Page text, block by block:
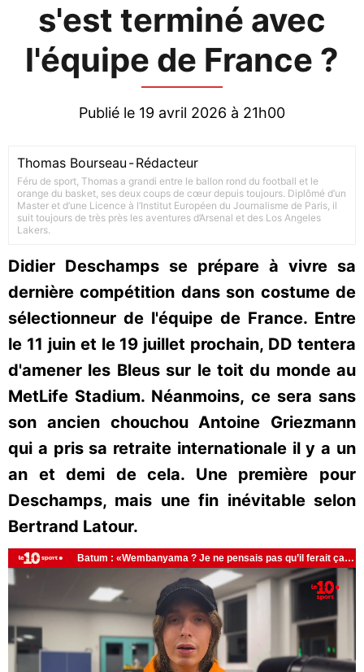
s'est terminé avec
l'équipe de France ?
Publié le 19 avril 2026 à 21h00
Thomas Bourseau -Rédacteur
Féru de sport, Thomas a grandi entre le ballon rond du football et le
orange du basket, ses deux coups de cœur depuis toujours. Diplômé d’un
Master et d’une Licence à l’Institut Européen du Journalisme de Paris, il
suit toujours de très près les aventures d’Arsenal et des Los Angeles
Lakers.
Didier Deschamps se prépare à vivre sa
dernière compétition dans son costume de
sélectionneur de l'équipe de France. Entre
le 11 juin et le 19 juillet prochain, DD tentera
d'amener les Bleus sur le toit du monde au
MetLife Stadium. Néanmoins, ce sera sans
son ancien chouchou Antoine Griezmann
qui a pris sa retraite internationale il y a un
an et demi de cela. Une première pour
Deschamps, mais une fin inévitable selon
Bertrand Latour.